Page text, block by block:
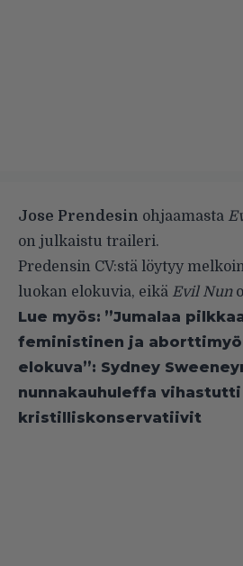
Jose Prendesin ohjaamasta
on julkaistu traileri.
Predensin CV:stä löytyy
luokan elokuvia, eikä Evil Nun
Lue myös: ”Jumalaa
feministinen ja
elokuva”: Sydney
nunnakauhuleffa vihastutti
kristilliskonservatiivit